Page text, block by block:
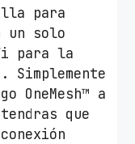
para
un solo
para la
OneMesh™ a
que